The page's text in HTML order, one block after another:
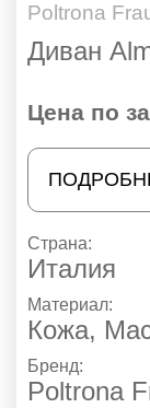
Poltrona
Диван
Цена по
Страна:
Италия
Материал:
Кожа,
Бренд:
Poltrona